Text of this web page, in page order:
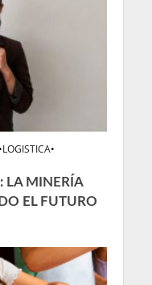
•LOGISTICA•
LA MINERÍA
EL FUTURO